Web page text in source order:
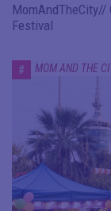
MomAndTheCity//
Festival
# MOM AND THE